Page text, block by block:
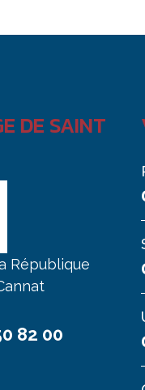
DE SAINT
République
82 00